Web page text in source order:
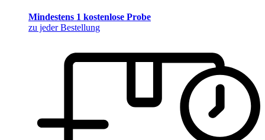
Mindestens 1 kostenlose Probe
zu jeder Bestellung